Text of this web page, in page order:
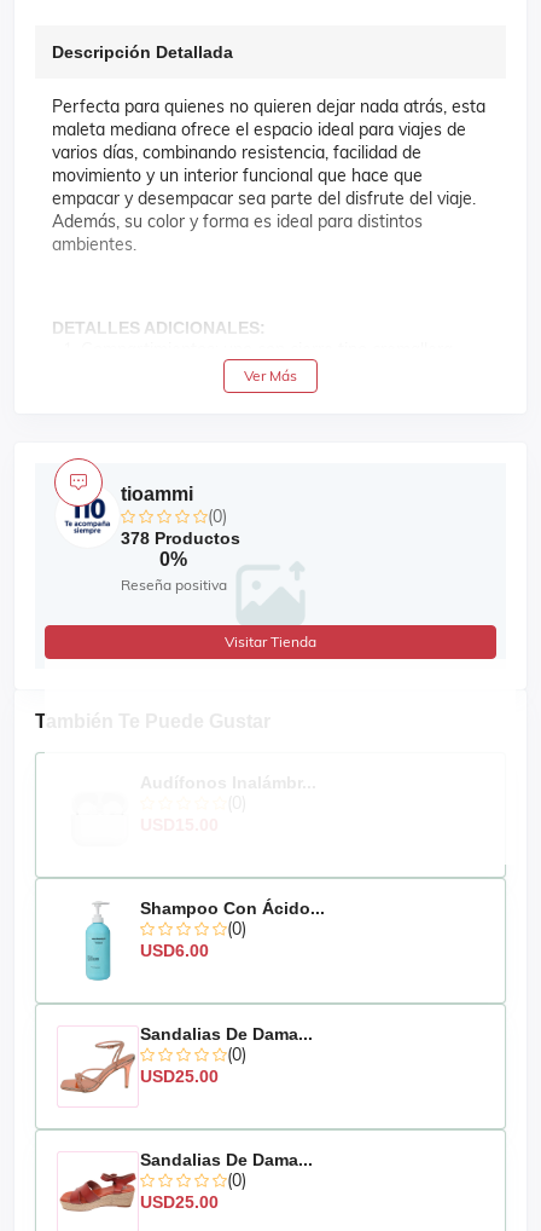
Descripción Detallada
Perfecta para quienes no quieren dejar nada atrás, esta
maleta mediana ofrece el espacio ideal para viajes de
varios días, combinando resistencia, facilidad de
movimiento y un interior funcional que hace que
empacar y desempacar sea parte del disfrute del viaje.
Además, su color y forma es ideal para distintos
ambientes.
DETALLES ADICIONALES:
Material: policarbonato
24cm
Tipo de ruedas: spinner 4 ruedas que giran 360°
Cerradura de combinación TSA
Accesorios: correa elástica en forma de X
Capacidad: 20-25kg
Tamaño por pulgadas: 29´´
Dimensiones: 92cm de altura x 43cm de ancho x
Ver Más
También Te Puede Gustar
Shampoo Con Ácido...
(0)
USD6.00
Sandalias De Dama...
(0)
USD25.00
Sandalias De Dama...
(0)
USD25.00
tioammi
(0)
378 Productos
0%
Reseña positiva
Visitar Tienda